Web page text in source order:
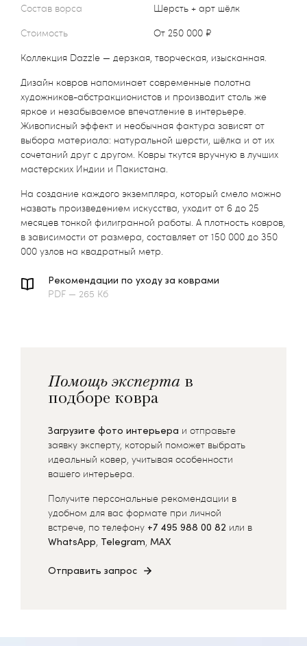
Состав ворса
Шерсть + арт шёлк
Стоимость
от 250 000 ₽
Коллекция Dazzle — дерзкая, творческая, изысканная.
Дизайн ковров напоминает современные полотна
художников-абстракционистов и производит столь же
яркое и незабываемое впечатление в интерьере.
Живописный эффект и необычная фактура зависят от
выбора материала: натуральной шерсти, шёлка и от их
сочетаний друг с другом. Ковры ткутся вручную в лучших
мастерских Индии и Пакистана.
На создание каждого экземпляра, который смело можно
назвать произведением искусства, уходит от 6 до 25
месяцев тонкой филигранной работы. А плотность ковров,
в зависимости от размера, составляет от 150 000 до 350
000 узлов на квадратный метр.
Рекомендации по уходу за коврами
PDF — 265 Кб
Помощь эксперта в
подборе ковра
Загрузите фото интерьера и отправьте
заявку эксперту, который поможет выбрать
идеальный ковер, учитывая особенности
вашего интерьера.
Получите персональные рекомендации в
удобном для вас формате при личной
встрече, по телефону +7 495 988 00 82 или в
WhatsApp, Telegram, MAX
Отправить запрос